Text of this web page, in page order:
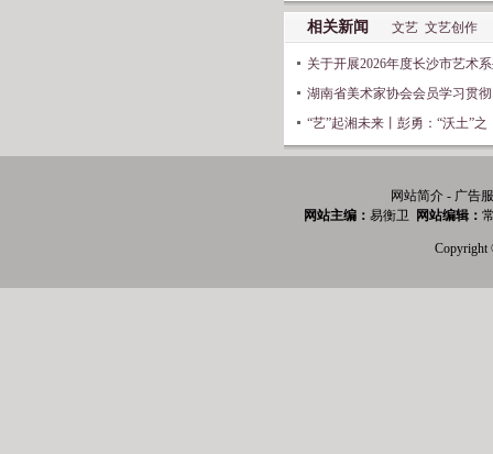
相关新闻 文艺 文艺创作
关于开展2026年度长沙市艺术
湖南省美术家协会会员学习贯
“艺”起湘未来丨彭勇：“沃土”之
网站简介 - 广告
网站主编： 易衡卫 网站编辑：